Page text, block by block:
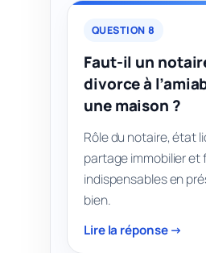
QUESTION 8
Faut-il un
divorce à
une maison ?
Rôle du notaire, état
partage immobilier et
indispensables en
bien.
Lire la réponse →